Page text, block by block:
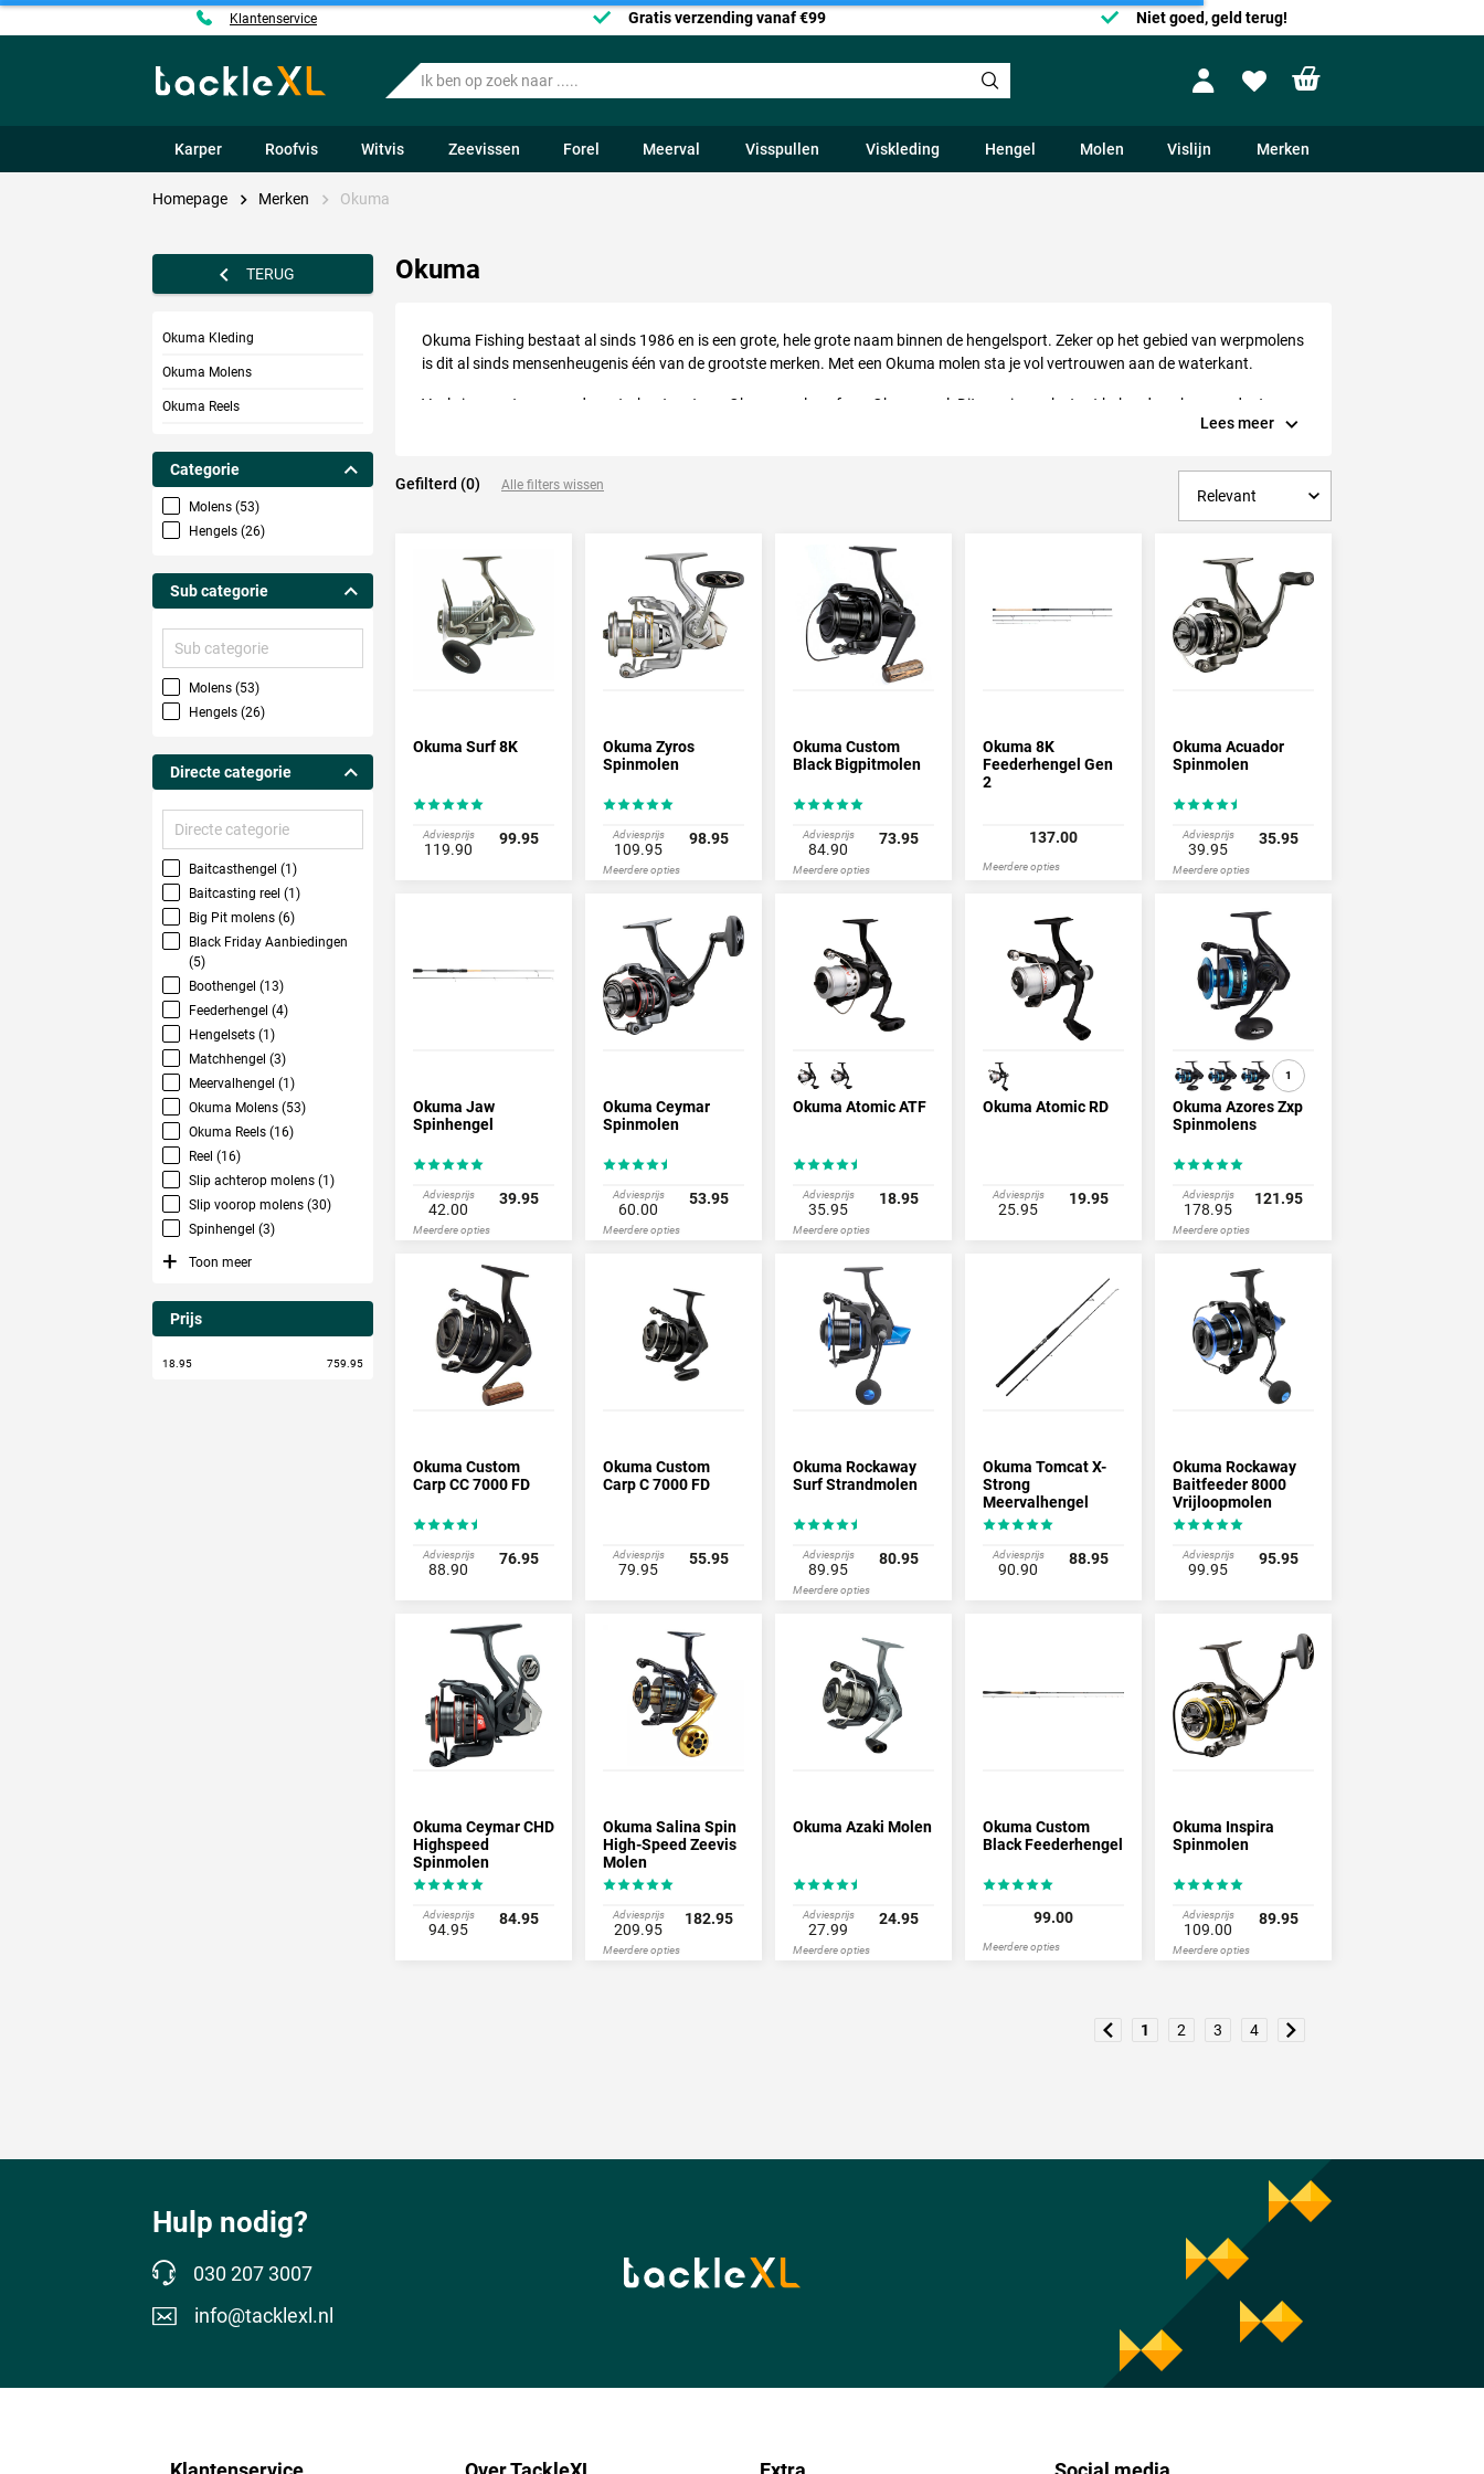
Klantenservice Gratis verzending vanaf €99 Niet goed, geld terug!
Ik
ben
naar
.....
ProfileWishlist
Karper Roofvis Witvis Zeevissen Forel Meerval Visspullen Viskleding Hengel Molen Vislijn Merken
Homepage Merken Okuma
TERUG
Okuma Kleding
Okuma Molens
Okuma Reels
Categorie
Molens (53)
Hengels (26)
Sub categorie
categorie
Molens (53)
Hengels (26)
Directe categorie
categorie
Baitcasthengel (1)
Baitcasting reel (1)
Big Pit molens (6)
Black Friday Aanbiedingen
(5)
Boothengel (13)
Feederhengel (4)
Hengelsets (1)
Matchhengel (3)
Meervalhengel (1)
Okuma Molens (53)
Okuma Reels (16)
Reel (16)
Slip achterop molens (1)
Slip voorop molens (30)
Spinhengel (3)
Toon meer
Prijs
18.95 759.95
Okuma
Okuma Fishing bestaat al sinds 1986 en is een grote, hele grote naam binnen de hengelsport. Zeker op het gebied van werpmolens
is dit al sinds mensenheugenis één van de grootste merken. Met een Okuma molen sta je vol vertrouwen aan de waterkant.
Veel vissers staan aan de waterkant met een Okuma molen of een Okuma reel. Dit mooie merk staat bekend om hun producten
van hoge kwaliteit, tegen een zeer betaalbare prijs. Met name roofvissers en zeevissers weten Okuma te vinden en de Okuma
van goede kwaliteit, maar ook voor de echte professionals heeft Okuma briljante topproducten in huis.
Lees meer
Gefilterd (0) Alle filters wissen
Okuma Surf 8K
Adviesprijs
119.90
99.95
Okuma Zyros
Spinmolen
Adviesprijs
109.95
98.95
Meerdere opties
Okuma Custom
Black Bigpitmolen
Adviesprijs
84.90
73.95
Meerdere opties
Okuma 8K
Feederhengel Gen
2
137.00
Meerdere opties
Okuma Acuador
Spinmolen
Adviesprijs
39.95
35.95
Meerdere opties
Okuma Jaw
Spinhengel
Adviesprijs
42.00
39.95
Meerdere opties
Okuma Ceymar
Spinmolen
Adviesprijs
60.00
53.95
Meerdere opties
Okuma Atomic ATF
Adviesprijs
35.95
18.95
Meerdere opties
Okuma Atomic RD
Adviesprijs
25.95
19.95
1
Okuma Azores Zxp
Spinmolens
Adviesprijs
178.95
121.95
Meerdere opties
Okuma Custom
Carp CC 7000 FD
Adviesprijs
88.90
76.95
Okuma Custom
Carp C 7000 FD
Adviesprijs
79.95
55.95
Okuma Rockaway
Surf Strandmolen
Adviesprijs
89.95
80.95
Meerdere opties
Okuma Tomcat X-
Strong
Meervalhengel
Adviesprijs
90.90
88.95
Okuma Rockaway
Baitfeeder 8000
Vrijloopmolen
Adviesprijs
99.95
95.95
Okuma Ceymar CHD
Highspeed
Spinmolen
Adviesprijs
94.95
84.95
Okuma Salina Spin
High-Speed Zeevis
Molen
Adviesprijs
209.95
182.95
Meerdere opties
Okuma Azaki Molen
Adviesprijs
27.99
24.95
Meerdere opties
Okuma Custom
Black Feederhengel
99.00
Meerdere opties
Okuma Inspira
Spinmolen
Adviesprijs
109.00
89.95
Meerdere opties
1 2 3 4
Hulp nodig?
030 207 3007
info@tacklexl.nl